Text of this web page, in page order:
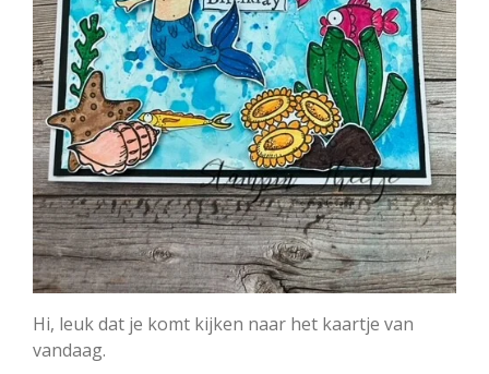
Hi, leuk dat je komt kijken naar het kaartje van
vandaag.